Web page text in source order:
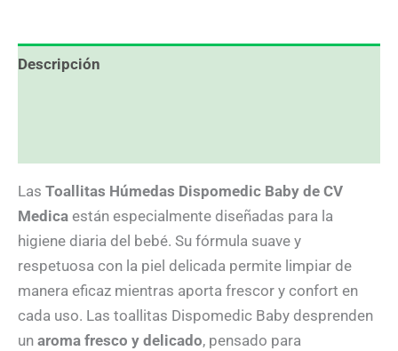
Descripción
Las Toallitas Húmedas Dispomedic Baby de CV
Medica están especialmente diseñadas para la
higiene diaria del bebé. Su fórmula suave y
respetuosa con la piel delicada permite limpiar de
manera eficaz mientras aporta frescor y confort en
cada uso. Las toallitas Dispomedic Baby desprenden
un aroma fresco y delicado, pensado para